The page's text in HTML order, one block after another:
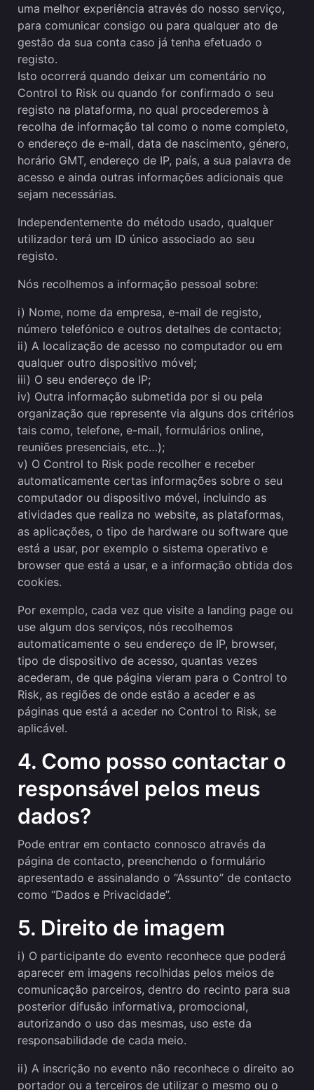
uma melhor experiência através do nosso serviço,
para comunicar consigo ou para qualquer ato de
gestão da sua conta caso já tenha efetuado o
registo.
Isto ocorrerá quando deixar um comentário no
Control to Risk ou quando for confirmado o seu
registo na plataforma, no qual procederemos à
recolha de informação tal como o nome completo,
o endereço de e-mail, data de nascimento, género,
horário GMT, endereço de IP, país, a sua palavra de
acesso e ainda outras informações adicionais que
sejam necessárias.
Independentemente do método usado, qualquer
utilizador terá um ID único associado ao seu
registo.
Nós recolhemos a informação pessoal sobre:
i) Nome, nome da empresa, e-mail de registo,
número telefónico e outros detalhes de contacto;
ii) A localização de acesso no computador ou em
qualquer outro dispositivo móvel;
iii) O seu endereço de IP;
iv) Outra informação submetida por si ou pela
organização que represente via alguns dos critérios
tais como, telefone, e-mail, formulários online,
reuniões presenciais, etc…);
v) O Control to Risk pode recolher e receber
automaticamente certas informações sobre o seu
computador ou dispositivo móvel, incluindo as
atividades que realiza no website, as plataformas,
as aplicações, o tipo de hardware ou software que
está a usar, por exemplo o sistema operativo e
browser que está a usar, e a informação obtida dos
cookies.
Por exemplo, cada vez que visite a landing page ou
use algum dos serviços, nós recolhemos
automaticamente o seu endereço de IP, browser,
tipo de dispositivo de acesso, quantas vezes
acederam, de que página vieram para o Control to
Risk, as regiões de onde estão a aceder e as
páginas que está a aceder no Control to Risk, se
aplicável.
4. Como posso contactar o
responsável pelos meus
dados?
Pode entrar em contacto connosco através da
página de contacto, preenchendo o formulário
apresentado e assinalando o “Assunto” de contacto
como “Dados e Privacidade”.
5. Direito de imagem
i) O participante do evento reconhece que poderá
aparecer em imagens recolhidas pelos meios de
comunicação parceiros, dentro do recinto para sua
posterior difusão informativa, promocional,
autorizando o uso das mesmas, uso este da
responsabilidade de cada meio.
ii) A inscrição no evento não reconhece o direito ao
portador ou a terceiros de utilizar o mesmo ou o